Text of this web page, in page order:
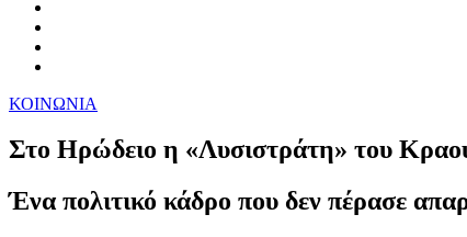
ΚΟΙΝΩΝΙΑ
Στο Ηρώδειο η «Λυσιστράτη» του
Ένα πολιτικό κάδρο που δεν πέρασε